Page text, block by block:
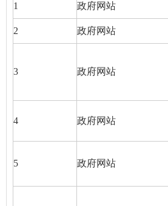
1 政府网站
2 政府网站
3 政府网站
4 政府网站
5 政府网站